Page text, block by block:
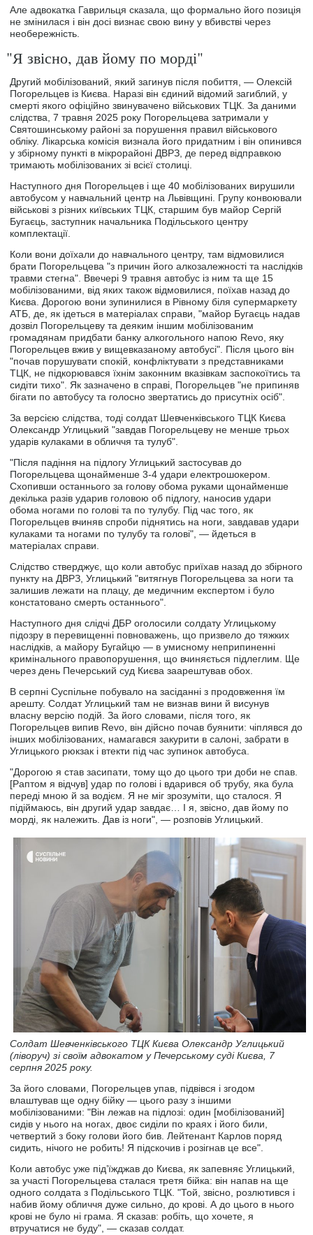
Але адвокатка Гаврильця сказала, що формально його позиція
не змінилася і він досі визнає свою вину у вбивстві через
необережність.
"Я звісно, дав йому по морді"
Другий мобілізований, який загинув після побиття, — Олексій
Погорельцев із Києва. Наразі він єдиний відомий загиблий, у
смерті якого офіційно звинувачено військових ТЦК. За даними
слідства, 7 травня 2025 року Погорельцева затримали у
Святошинському районі за порушення правил військового
обліку. Лікарська комісія визнала його придатним і він опинився
у збірному пункті в мікрорайоні ДВРЗ, де перед відправкою
тримають мобілізованих зі всієї столиці.
Наступного дня Погорельцев і ще 40 мобілізованих вирушили
автобусом у навчальний центр на Львівщині. Групу конвоювали
військові з різних київських ТЦК, старшим був майор Сергій
Бугаєць, заступник начальника Подільського центру
комплектації.
Коли вони доїхали до навчального центру, там відмовилися
брати Погорельцева "з причин його алкозалежності та наслідків
травми стегна". Ввечері 9 травня автобус із ним та ще 15
мобілізованими, від яких також відмовилися, поїхав назад до
Києва. Дорогою вони зупинилися в Рівному біля супермаркету
АТБ, де, як ідеться в матеріалах справи, "майор Бугаєць надав
дозвіл Погорельцеву та деяким іншим мобілізованим
громадянам придбати банку алкогольного напою Revo, яку
Погорельцев вжив у вищевказаному автобусі". Після цього він
"почав порушувати спокій, конфліктувати з представниками
ТЦК, не підкорювався їхнім законним вказівкам заспокоїтись та
сидіти тихо". Як зазначено в справі, Погорельцев "не припиняв
бігати по автобусу та голосно звертатись до присутніх осіб".
За версією слідства, тоді солдат Шевченківського ТЦК Києва
Олександр Углицький "завдав Погорельцеву не менше трьох
ударів кулаками в обличчя та тулуб".
"Після падіння на підлогу Углицький застосував до
Погорельцева щонайменше 3-4 удари електрошокером.
Схопивши останнього за голову обома руками щонайменше
декілька разів ударив головою об підлогу, наносив удари
обома ногами по голові та по тулубу. Під час того, як
Погорельцев вчиняв спроби піднятись на ноги, завдавав удари
кулаками та ногами по тулубу та голові", — йдеться в
матеріалах справи.
Слідство стверджує, що коли автобус приїхав назад до збірного
пункту на ДВРЗ, Углицький "витягнув Погорельцева за ноги та
залишив лежати на плацу, де медичним експертом і було
констатовано смерть останнього".
Наступного дня слідчі ДБР оголосили солдату Углицькому
підозру в перевищенні повноважень, що призвело до тяжких
наслідків, а майору Бугайцю — в умисному неприпиненні
кримінального правопорушення, що вчиняється підлеглим. Ще
через день Печерський суд Києва заарештував обох.
В серпні Суспільне побувало на засіданні з продовження їм
арешту. Солдат Углицький там не визнав вини й висунув
власну версію подій. За його словами, після того, як
Погорельцев випив Revo, він дійсно почав буянити: чіплявся до
інших мобілізованих, намагався закурити в салоні, забрати в
Углицького рюкзак і втекти під час зупинок автобуса.
"Дорогою я став засипати, тому що до цього три доби не спав.
[Раптом я відчув] удар по голові і вдарився об трубу, яка була
переді мною й за водієм. Я не міг зрозуміти, що сталося. Я
підіймаюсь, він другий удар завдає… І я, звісно, дав йому по
морді, як належить. Дав із ноги", — розповів Углицький.
Солдат Шевченківського ТЦК Києва Олександр Углицький
(ліворуч) зі своїм адвокатом у Печерському суді Києва, 7
серпня 2025 року.
За його словами, Погорельцев упав, підвівся і згодом
влаштував ще одну бійку — цього разу з іншими
мобілізованими: "Він лежав на підлозі: один [мобілізований]
сидів у нього на ногах, двоє сиділи по краях і його били,
четвертий з боку голови його бив. Лейтенант Карлов поряд
сидить, нічого не робить! Я підскочив і розігнав це все".
Коли автобус уже під’їжджав до Києва, як запевняє Углицький,
за участі Погорельцева сталася третя бійка: він напав на ще
одного солдата з Подільського ТЦК. "Той, звісно, розлютився і
набив йому обличчя дуже сильно, до крові. А до цього в нього
крові не було ні грама. Я сказав: робіть, що хочете, я
втручатися не буду", — сказав солдат.